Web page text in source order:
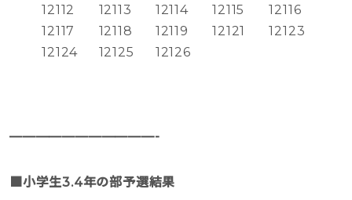
12112
12113 12114 12115
12116
12117
12118 12119 12121
12123
12124
12125 12126
———————————-
■小学生3.4年の部予選結果